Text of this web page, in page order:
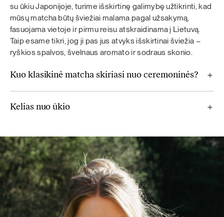
su ūkiu Japonijoje, turime išskirtinę galimybę užtikrinti, kad
mūsų matcha būtų šviežiai malama pagal užsakymą,
fasuojama vietoje ir pirmu reisu atskraidinama į Lietuvą.
Taip esame tikri, jog ji pas jus atvyks išskirtinai šviežia –
ryškios spalvos, švelnaus aromato ir sodraus skonio.
Kuo klasikinė matcha skiriasi nuo ceremoninės?
Kelias nuo ūkio